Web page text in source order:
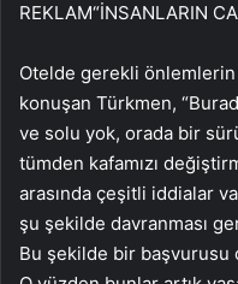
REKLAM“İNSANLARIN
Otelde gerekli önlemlerin
konuşan Türkmen,
ve solu yok, orada bir
tümden kafamızı
arasında çeşitli iddialar
şu şekilde davranması
Bu şekilde bir başvurusu